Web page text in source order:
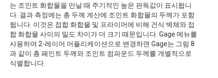
는 조인트 화합물을 만날 때 주기적인 높은 판독값이 표시됩니
다. 결과 측정에는 총 두께 계산에 조인트 화합물의 두께가 포함
됩니다. 이것은 접합 화합물 및 프라이머에 비해 건식 벽체와 접
합 화합물 사이의 밀도 차이가 더 크기 때문입니다. Gage 메뉴를
사용하여 2-레이어 어플리케이션으로 변경하면 Gage는 그림 8
과 같이 총 페인트 두께와 조인트 컴파운드 두께를 개별적으로
식별합니다.